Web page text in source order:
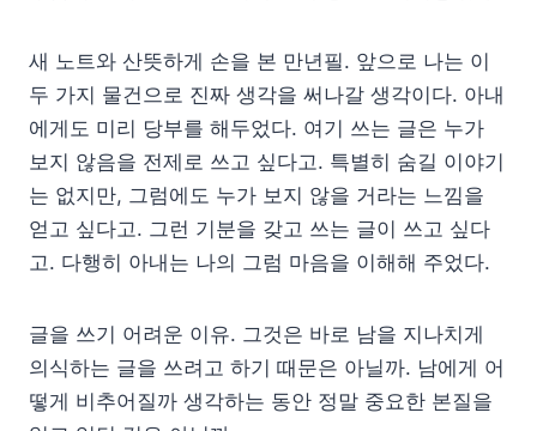
새 노트와 산뜻하게 손을 본 만년필. 앞으로 나는 이
두 가지 물건으로 진짜 생각을 써나갈 생각이다. 아내
에게도 미리 당부를 해두었다. 여기 쓰는 글은 누가
보지 않음을 전제로 쓰고 싶다고. 특별히 숨길 이야기
는 없지만, 그럼에도 누가 보지 않을 거라는 느낌을
얻고 싶다고. 그런 기분을 갖고 쓰는 글이 쓰고 싶다
고. 다행히 아내는 나의 그럼 마음을 이해해 주었다.
글을 쓰기 어려운 이유. 그것은 바로 남을 지나치게
의식하는 글을 쓰려고 하기 때문은 아닐까. 남에게 어
떻게 비추어질까 생각하는 동안 정말 중요한 본질을